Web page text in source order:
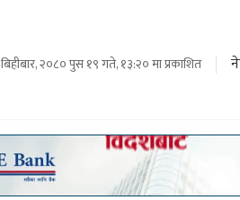
बिहीबार, २०८० पुस १९ गते, १३:२० मा प्रकाशित